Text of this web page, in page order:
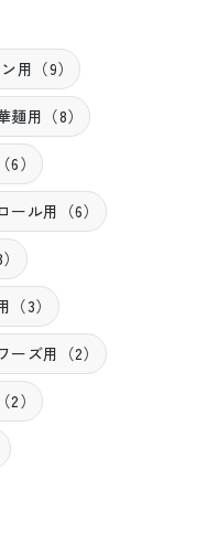
用（9）
麺用（8）
）
ール用（6）
（3）
ーズ用（2）
2）